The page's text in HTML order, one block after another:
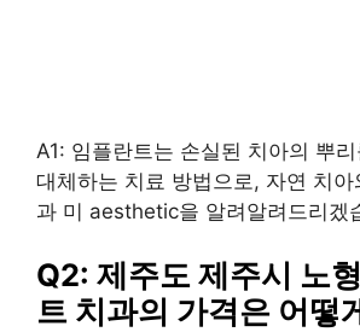
A1: 임플란트는 손실된 치아의 뿌
대체하는 치료 방법으로, 자연 치
과 미 aesthetic을 알려알려드리겠
Q2: 제주도 제주시 노
트 치과의 가격은 어떻